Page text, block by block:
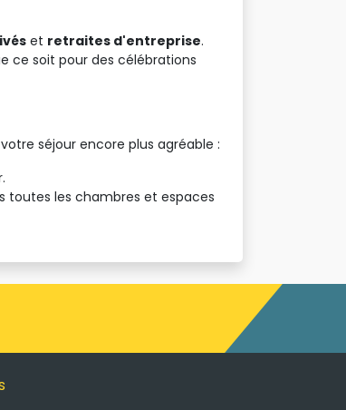
et retraites d'entreprise.
ce soit pour des célébrations
séjour encore plus agréable :
toutes les chambres et espaces